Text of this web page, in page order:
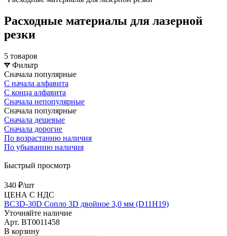
Расходные материалы для лазерной
резки
5 товаров
Фильтр
Сначала популярные
С начала алфавита
С конца алфавита
Сначала непопулярные
Сначала популярные
Сначала дешевые
Сначала дорогие
По возрастанию наличия
По убыванию наличия
Быстрый просмотр
340 ₽/шт
ЦЕНА С НДС
BC3D-30D Сопло 3D двойное 3,0 мм (D11H19)
Уточняйте наличие
Арт. BT0011458
В корзину